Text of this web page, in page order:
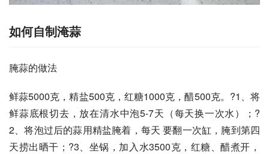
如何自制淹蒜
腌蒜的做法
鲜蒜5000克，精盐500克，红糖1000克，醋500克。?1、将
鲜蒜底根切去，放在清水中泡5-7天（每天换一次水）；?
2、将泡过后的蒜用精盐腌着，每天 要翻一次缸，腌到第四
天捞出晒干；?3、坐锅，加入水3500克，红糖、醋煮开，